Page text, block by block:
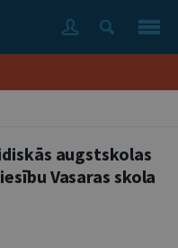
augstskolas
Vasaras skola